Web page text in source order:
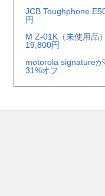
JCB Toughphone
円
M Z-01K（未使用品
19,800円
motorola signature
31%オフ